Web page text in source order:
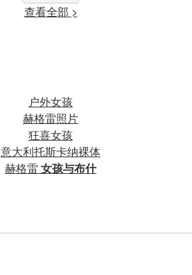
查看全部 >
户外女孩
赫格雷照片
狂喜女孩
意大利托斯卡纳裸体
赫格雷 女孩与布什